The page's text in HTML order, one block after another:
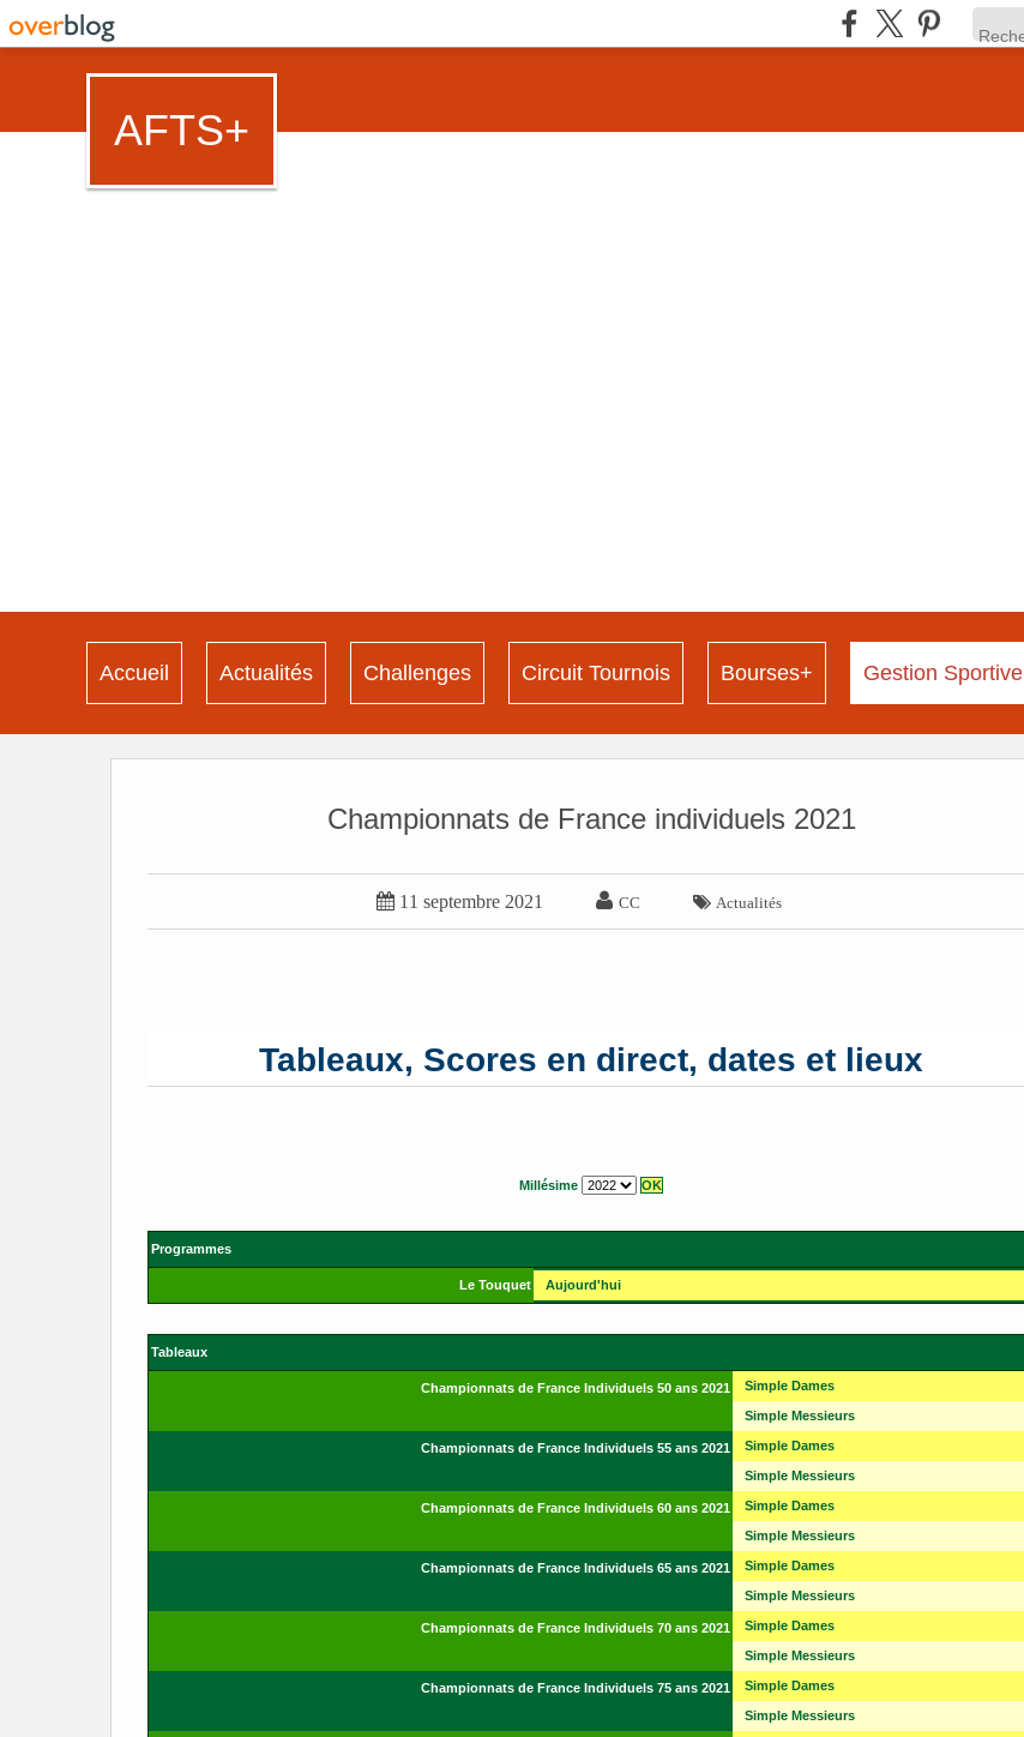
AFTS+
Accueil Actualités Challenges Circuit Tournois Bourses+ Gestion Sportive
Championnats de France individuels 2021
 11 septembre 2021  CC  Actualités
Tableaux, Scores en direct, dates et lieux
e
u
Millésime
Programmes
Le Touquet Aujourd'hui
Tableaux
Championnats de France Individuels 50 ans 2021 Simple Dames
Simple Messieurs
Championnats de France Individuels 55 ans 2021 Simple Dames
Simple Messieurs
Championnats de France Individuels 60 ans 2021 Simple Dames
Simple Messieurs
Championnats de France Individuels 65 ans 2021 Simple Dames
Simple Messieurs
Championnats de France Individuels 70 ans 2021 Simple Dames
Simple Messieurs
Championnats de France Individuels 75 ans 2021 Simple Dames
Simple Messieurs